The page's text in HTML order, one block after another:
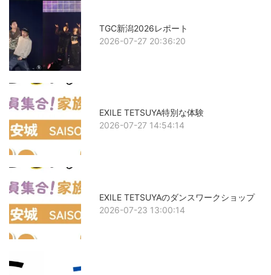
TGC新潟2026レポート
2026-07-27 20:36:20
EXILE TETSUYA特別な体験
2026-07-27 14:54:14
EXILE TETSUYAのダンスワークショップ
2026-07-23 13:00:14